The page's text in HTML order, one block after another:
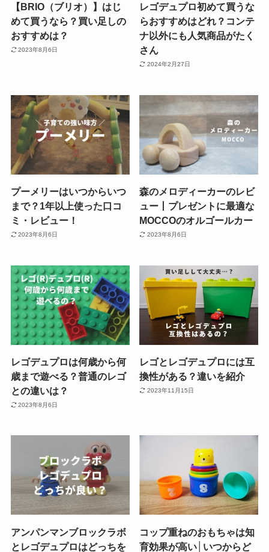
【BRIO（ブリオ）】はじ
めて買うなら？買い足しの
おすすめは？
2023年8月6日
レゴデュプロ初めて買うな
らおすすめはどれ？コンテ
ナ以外にも人気商品がたく
さん
2024年2月27日
プーメリーはいつからいつ
まで？1年以上使った口コ
ミ・レビュー！
2023年8月6日
森のメロディーカーのレビ
ュー丨プレゼントに最適な
MOCCOのオルゴールカー
2023年8月6日
レゴデュプロは何歳から何
歳まで遊べる？普通のレゴ
との違いは？
2023年8月6日
レゴとレゴデュプロには互
換性がある？違いを紹介
2023年11月15日
アンパンマンブロックラボ
とレゴデュプロはどっちを
コップ重ねのおもちゃは知
育効果が高い│いつからど